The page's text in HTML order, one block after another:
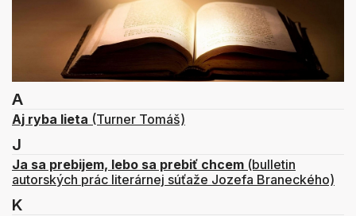
A
Aj ryba lieta (Turner Tomáš)
J
Ja sa prebijem, lebo sa prebiť chcem (bulletin
autorských prác literárnej súťaže Jozefa Braneckého)
K